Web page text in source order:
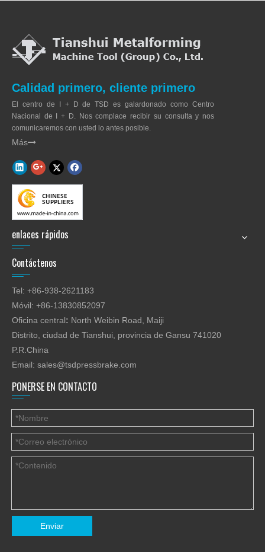
Calidad primero, cliente primero
El centro de I + D de TSD es galardonado como Centro
Nacional de I + D. Nos complace recibir su consulta y nos
comunicaremos con usted lo antes posible.
Más
enlaces rápidos
Contáctenos
Tel: +86-938-2621183
Móvil: +86-13830852097
Oficina central: North Weibin Road, Maiji
Distrito, ciudad de Tianshui, provincia de Gansu 741020
P.R.China
Email: sales@tsdpressbrake.com
PONERSE EN CONTACTO
Enviar